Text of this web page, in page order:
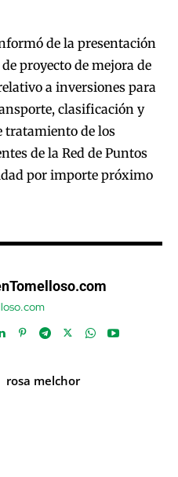
de la presentación
proyecto de mejora de
a inversiones para
clasificación y
tratamiento de los
de la Red de Puntos
por importe próximo
rosa melchor